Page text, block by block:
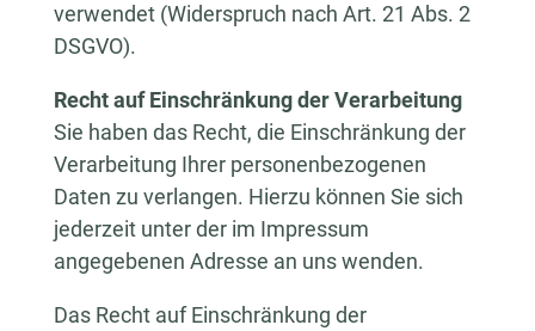
verwendet (Widerspruch nach Art. 21 Abs. 2
DSGVO).
Recht auf Einschränkung der Verarbeitung
Sie haben das Recht, die Einschränkung der
Verarbeitung Ihrer personenbezogenen
Daten zu verlangen. Hierzu können Sie sich
jederzeit unter der im Impressum
angegebenen Adresse an uns wenden.
Das Recht auf Einschränkung der